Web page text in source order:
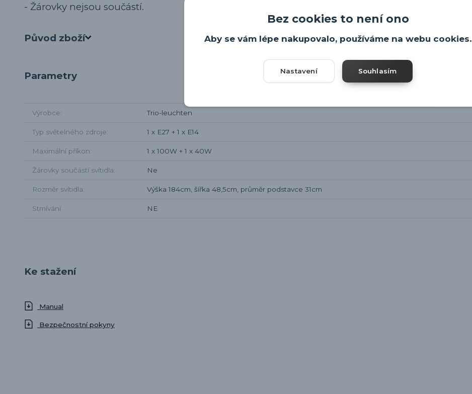
- Žárovky nejsou součástí.
Původ zboží
Parametry
Výrobce Trio-leuchten
Typ světelného zdroje 1 x E27 + 1 x E14
Maximální příkon 1 x 100W + 1 x 40W
Žárovky součástí svítidla Ne
Rozměr svítidla Výška 184cm, šířka 48,5cm, průměr podstavce 31cm
Stmívání NE
Ke stažení
Manual
Bezpečnostní pokyny
Bez cookies to není ono
Aby se vám lépe nakupovalo, používáme na webu cookies.
Nastavení Souhlasím